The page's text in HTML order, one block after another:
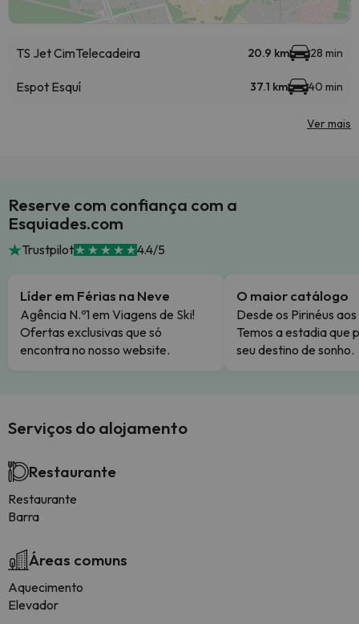
TS Jet CimTelecadeira 20.9 km 28 min
Espot Esquí 37.1 km 40 min
Ver mais
Reserve com confiança com a
Esquiades.com
Trustpilot 4.4/5
Líder em Férias na Neve
Agência N.º1 em Viagens de Ski!
Ofertas exclusivas que só
encontra no nosso website.
O maior catálogo
Desde os Pirinéus
Temos a estadia que
seu destino de sonho.
Serviços do alojamento
Restaurante
Restaurante
Barra
Áreas comuns
Aquecimento
Elevador